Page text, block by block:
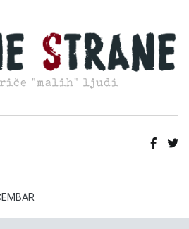
"malih" ljudi